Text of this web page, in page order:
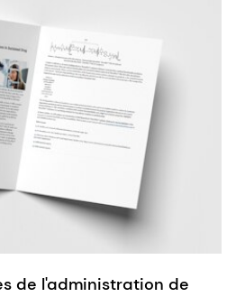
de l'administration de